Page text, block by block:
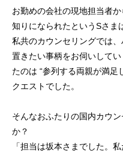
お勤めの会社の現地担当者
知りになられたというSさま
私共のカウンセリングでは
置きたい事柄をお伺いして
たのは “参列する両親が満足
クエストでした。
そんなおふたりの国内カウ
か？
「担当は坂本さまでした。